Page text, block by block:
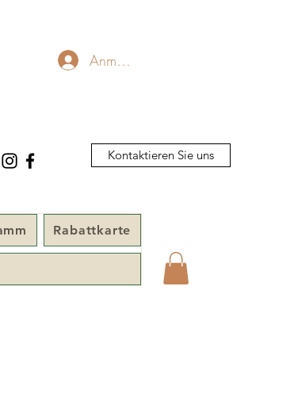
Anmelden
Kontaktieren Sie uns
Rabattkarte